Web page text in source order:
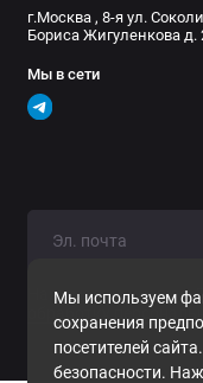
Мы используем
сохранения
посетителей
безопасности.
г.Москва , 8-я ул.
Бориса Жигуленкова д.
Мы в сети
Нажимая на кнопку
обработку